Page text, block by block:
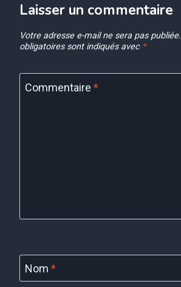
Laisser un commentaire
Votre adresse e-mail ne sera pas publiée.
obligatoires sont indiqués avec *
Commentaire *
Nom *